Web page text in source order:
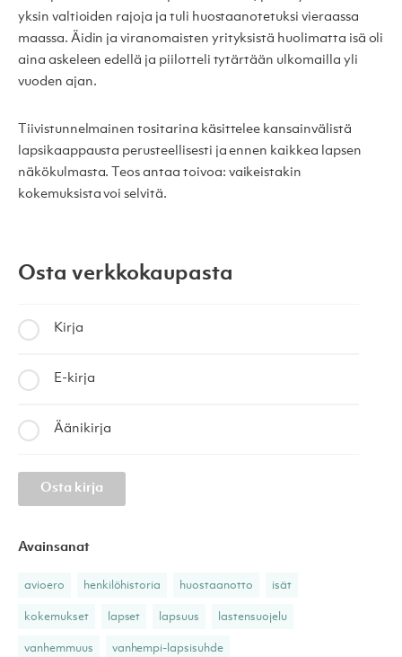
yksin valtioiden rajoja ja tuli huostaanotetuksi vieraassa
maassa. Äidin ja viranomaisten yrityksistä huolimatta isä oli
aina askeleen edellä ja piilotteli tytärtään ulkomailla yli
vuoden ajan.
Tiivistunnelmainen tositarina käsittelee kansainvälistä
lapsikaappausta perusteellisesti ja ennen kaikkea lapsen
näkökulmasta. Teos antaa toivoa: vaikeistakin
kokemuksista voi selvitä.
Osta verkkokaupasta
Kirja
E-kirja
Äänikirja
Osta kirja
Avainsanat
avioero henkilöhistoria huostaanotto isät
kokemukset lapset lapsuus lastensuojelu
vanhemmuus vanhempi-lapsisuhde